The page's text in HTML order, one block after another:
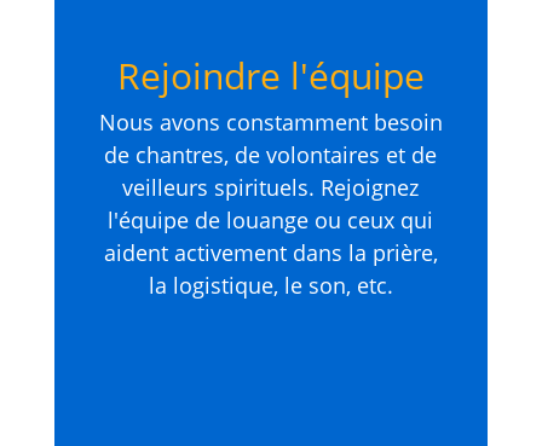
Rejoindre l'équipe
Nous avons constamment besoin
de chantres, de volontaires et de
veilleurs spirituels. Rejoignez
l'équipe de louange ou ceux qui
aident activement dans la prière,
la logistique, le son, etc.